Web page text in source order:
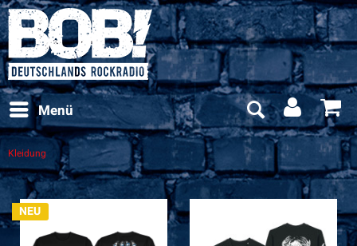
Menü
Kleidung
NEU